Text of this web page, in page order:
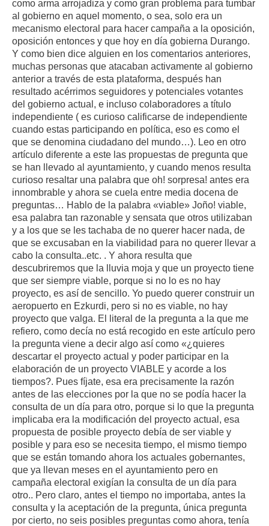
como arma arrojadiza y como gran problema para tumbar
al gobierno en aquel momento, o sea, solo era un
mecanismo electoral para hacer campaña a la oposición,
oposición entonces y que hoy en día gobierna Durango.
Y como bien dice alguien en los comentarios anteriores,
muchas personas que atacaban activamente al gobierno
anterior a través de esta plataforma, después han
resultado acérrimos seguidores y potenciales votantes
del gobierno actual, e incluso colaboradores a título
independiente ( es curioso calificarse de independiente
cuando estas participando en política, eso es como el
que se denomina ciudadano del mundo…). Leo en otro
artículo diferente a este las propuestas de pregunta que
se han llevado al ayuntamiento, y cuando menos resulta
curioso resaltar una palabra que oh! sorpresa! antes era
innombrable y ahora se cuela entre media docena de
preguntas… Hablo de la palabra «viable» Joño! viable,
esa palabra tan razonable y sensata que otros utilizaban
y a los que se les tachaba de no querer hacer nada, de
que se excusaban en la viabilidad para no querer llevar a
cabo la consulta..etc. . Y ahora resulta que
descubriremos que la lluvia moja y que un proyecto tiene
que ser siempre viable, porque si no lo es no hay
proyecto, es así de sencillo. Yo puedo querer construir un
aeropuerto en Ezkurdi, pero si no es viable, no hay
proyecto que valga. El literal de la pregunta a la que me
refiero, como decía no está recogido en este artículo pero
la pregunta viene a decir algo así como «¿quieres
descartar el proyecto actual y poder participar en la
elaboración de un proyecto VIABLE y acorde a los
tiempos?. Pues fíjate, esa era precisamente la razón
antes de las elecciones por la que no se podía hacer la
consulta de un día para otro, porque si lo que la pregunta
implicaba era la modificación del proyecto actual, esa
propuesta de posible proyecto debía de ser viable y
posible y para eso se necesita tiempo, el mismo tiempo
que se están tomando ahora los actuales gobernantes,
que ya llevan meses en el ayuntamiento pero en
campaña electoral exigían la consulta de un día para
otro.. Pero claro, antes el tiempo no importaba, antes la
consulta y la aceptación de la pregunta, única pregunta
por cierto, no seis posibles preguntas como ahora, tenía